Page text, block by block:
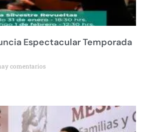
Espectacular Temporada
comentarios